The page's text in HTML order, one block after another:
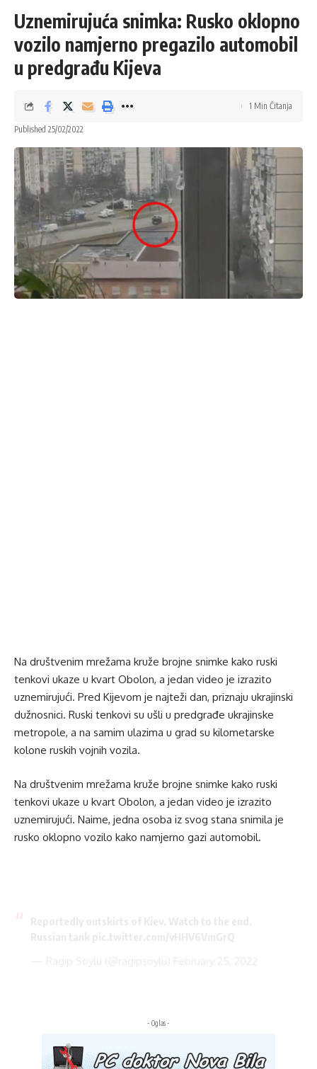
Uznemirujuća snimka: Rusko oklopno
vozilo namjerno pregazilo automobil
u predgrađu Kijeva
Published 25/02/2022
1 Min Čitanja
Na društvenim mrežama kruže brojne snimke kako ruski
tenkovi ukaze u kvart Obolon, a jedan video je izrazito
uznemirujući. Pred Kijevom je najteži dan, priznaju ukrajinski
dužnosnici. Ruski tenkovi su ušli u predgrađe ukrajinske
metropole, a na samim ulazima u grad su kilometarske
kolone ruskih vojnih vozila.
Na društvenim mrežama kruže brojne snimke kako ruski
tenkovi ukaze u kvart Obolon, a jedan video je izrazito
uznemirujući. Naime, jedna osoba iz svog stana snimila je
rusko oklopno vozilo kako namjerno gazi automobil.
- Oglas -